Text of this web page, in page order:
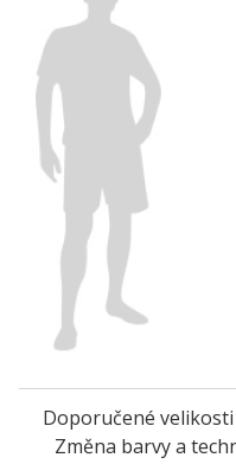
Doporučené
Změna barvy a